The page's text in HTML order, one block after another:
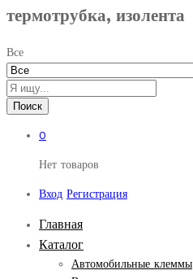
термотрубка, изолента
Все
Поиск
0
Нет товаров
Вход Регистрация
Главная
Каталог
Автомобильные клеммы